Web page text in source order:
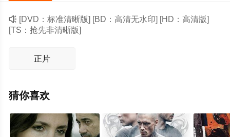
 [DVD：标准清晰版] [BD：高清无水印] [HD：高清版]
[TS：抢先非清晰版]
正片
猜你喜欢